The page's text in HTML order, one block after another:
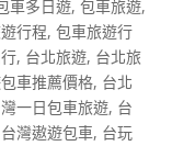
車多日遊, 包車旅遊,
行程, 包車旅遊行
, 台北旅遊, 台北旅
車推薦價格, 台北
一日包車旅遊, 台
台灣遨遊包車, 台玩